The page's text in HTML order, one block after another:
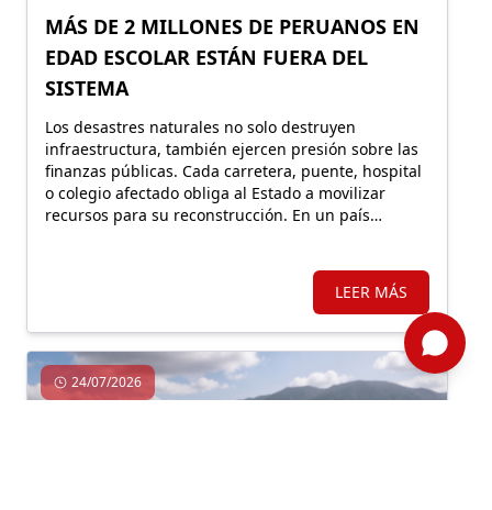
MÁS DE 2 MILLONES DE PERUANOS EN
EDAD ESCOLAR ESTÁN FUERA DEL
SISTEMA
Los desastres naturales no solo destruyen
infraestructura, también ejercen presión sobre las
finanzas públicas. Cada carretera, puente, hospital
o colegio afectado obliga al Estado a movilizar
recursos para su reconstrucción. En un país
LEER MÁS
24/07/2026